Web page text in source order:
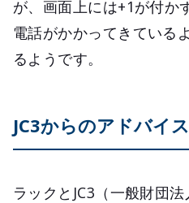
が、画面上には+1が付か
電話がかかってきている
るようです。
JC3からのアドバイス
ラックとJC3（一般財団